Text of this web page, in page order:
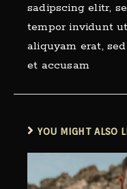
sadipscing elitr,
tempor invidunt
aliquyam erat,
et accusam
YOU MIGHT ALSO